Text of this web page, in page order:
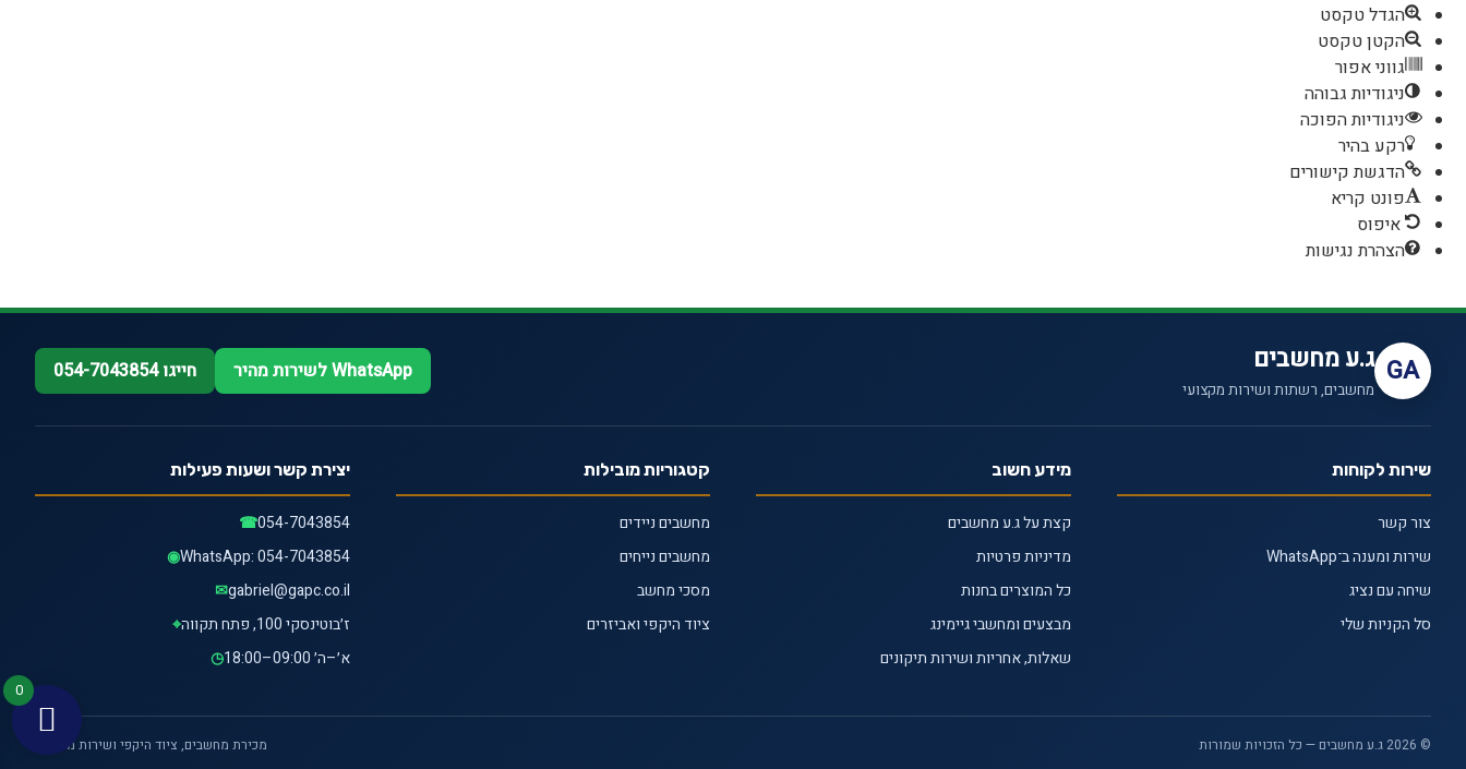
0
הגדל טקסט
הקטן טקסט
גווני אפור
ניגודיות גבוהה
ניגודיות הפוכה
רקע בהיר
הדגשת קישורים
פונט קריא
איפוס
הצהרת נגישות
GA ג.ע מחשבים
מחשבים, רשתות ושירות מקצועי
WhatsApp לשירות מהיר חייגו 054-7043854
שירות לקוחות
צור קשר
שירות ומענה ב־WhatsApp
שיחה עם נציג
סל הקניות שלי
מידע חשוב
קצת על ג.ע מחשבים
מדיניות פרטיות
כל המוצרים בחנות
מבצעים ומחשבי גיימינג
שאלות, אחריות ושירות תיקונים
קטגוריות מובילות
מחשבים ניידים
מחשבים נייחים
מסכי מחשב
ציוד היקפי ואביזרים
יצירת קשר ושעות פעילות
☎054-7043854
◉WhatsApp: 054-7043854
✉gabriel@gapc.co.il
⌖
ז׳בוטינסקי 100, פתח תקווה
◷
א׳–ה׳ 09:00–18:00
© 2026 ג.ע מחשבים — כל הזכויות שמורות מכירת מחשבים, ציוד היקפי ושירות מקצועי